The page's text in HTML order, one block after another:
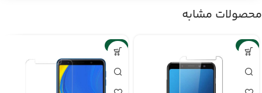
محصولات مشابه
-6%
-6%